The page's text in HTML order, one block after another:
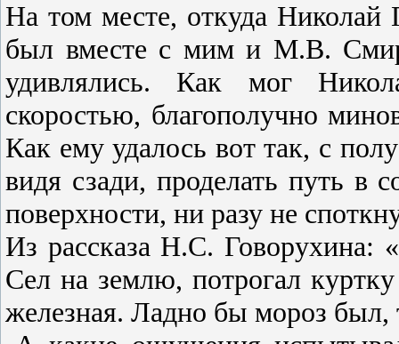
На том месте, откуда Николай
был вместе с мим и М.В.
удивлялись. Как мог
скоростью, благопо­лучно
Как ему удалось вот так, с
видя сзади, проделать путь
поверхности, ни разу не
Из рассказа Н.С. Гово­рухина:
Сел на землю, потрогал
железная. Ладно бы мо­роз был,